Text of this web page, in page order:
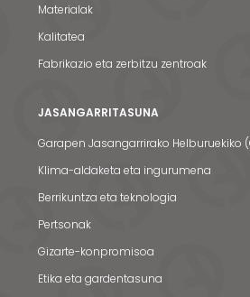
Materialak
Kalitatea
Fabrikazio eta zerbitzu zentroak
JASANGARRITASUNA
Garapen Jasangarrirako Helburuekiko
Klima-aldaketa eta ingurumena
Berrikuntza eta teknologia
Pertsonak
Gizarte-konpromisoa
Etika eta gardentasuna